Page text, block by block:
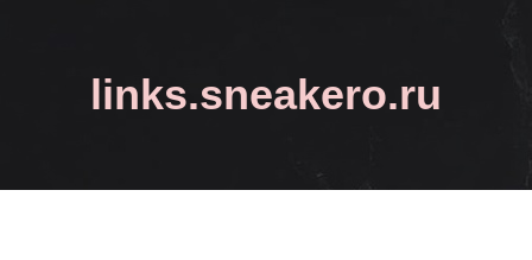
links.sneakero.ru